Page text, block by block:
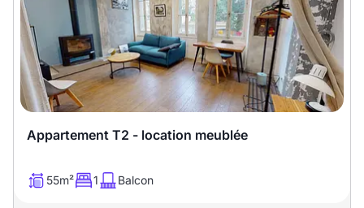
Appartement T2 - location meublée
55m² 1 Balcon